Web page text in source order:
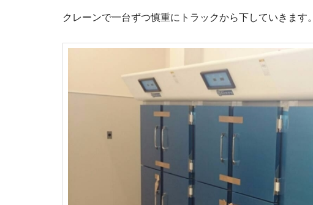
クレーンで一台ずつ慎重にトラックから下していきます。